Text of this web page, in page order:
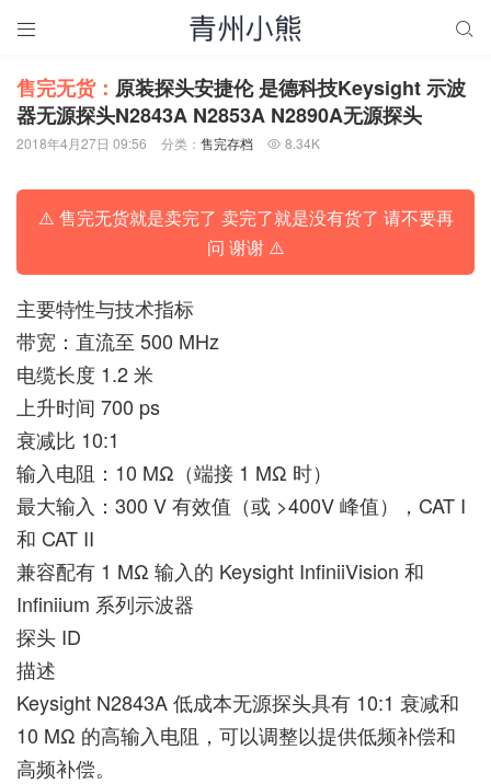
 
售完无货： 原装探头安捷伦 是德科技Keysight 示波
器无源探头N2843A N2853A N2890A无源探头
2018年4月27日 09:56 分类： 售完存档  8.34K
⚠️ 售完无货就是卖完了 卖完了就是没有货了 请不要再
问 谢谢 ⚠️
主要特性与技术指标
带宽：直流至 500 MHz
电缆长度 1.2 米
上升时间 700 ps
衰减比 10:1
输入电阻：10 MΩ（端接 1 MΩ 时）
最大输入：300 V 有效值（或 >400V 峰值），CAT I
和 CAT II
兼容配有 1 MΩ 输入的 Keysight InfiniiVision 和
Infiniium 系列示波器
探头 ID
描述
Keysight N2843A 低成本无源探头具有 10:1 衰减和
10 MΩ 的高输入电阻，可以调整以提供低频补偿和
高频补偿。